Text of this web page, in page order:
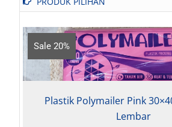
Polymailer Pink 30×40 cm Isi 100